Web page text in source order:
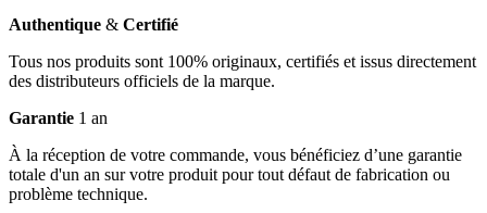
Authentique & Certifié
Tous nos produits sont 100% originaux, certifiés et issus directement
des distributeurs officiels de la marque.
Garantie 1 an
À la réception de votre commande, vous bénéficiez d’une garantie
totale d'un an sur votre produit pour tout défaut de fabrication ou
problème technique.